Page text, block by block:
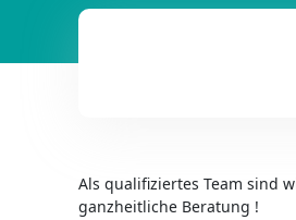
Als qualifiziertes Team sind
ganzheitliche Beratung !